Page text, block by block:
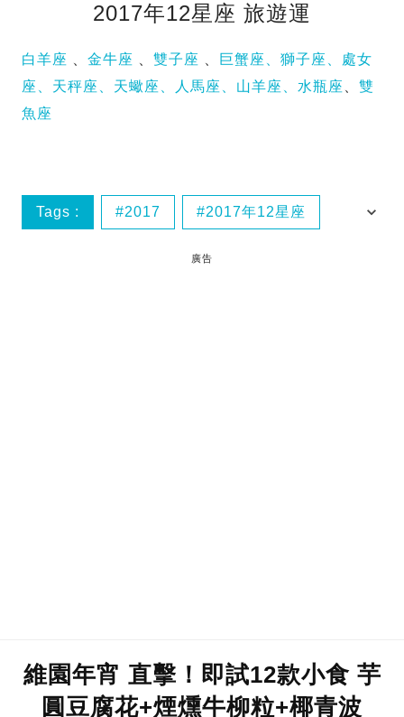
2017年12星座 旅遊運
白羊座 金牛座 雙子座 巨蟹座、 獅子座、
處女
座、 天秤座、 天蠍座、 人馬座、 山羊座、 水瓶座
雙
魚座
Tags : 2017 2017年12星座
日本人氣算命師
廣告
維園年宵 直擊！即試12款小食 芋
圓豆腐花+煙燻牛柳粒+椰青波